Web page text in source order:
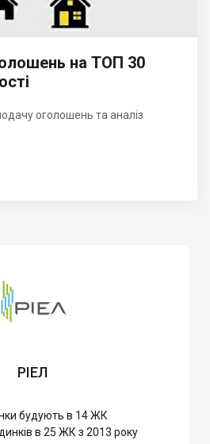
на ТОП 30
оголошень та аналіз
РІЕЛ
будують в 14 ЖК
в 25 ЖК з 2013 року